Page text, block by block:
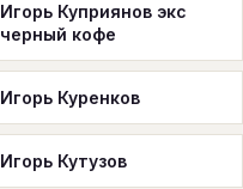
Игорь Куприянов экс
черный кофе
Игорь Куренков
Игорь Кутузов